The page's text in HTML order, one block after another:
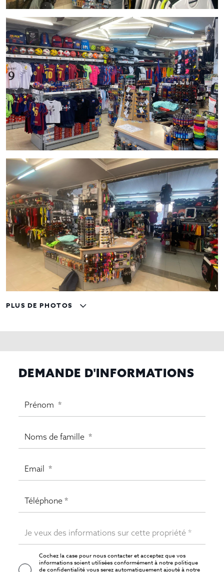
PLUS DE PHOTOS
DEMANDE D'INFORMATIONS
Cochez la case pour nous contacter et acceptez que vos
informations soient utilisées conformément à notrepolitique
de confidentialitévous serez automatiquement ajouté à notre